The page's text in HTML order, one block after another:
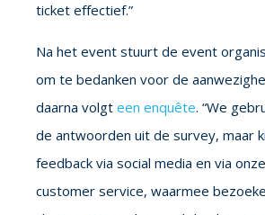
ticket effectief.”
Na het event stuurt de event
om te bedanken voor de
daarna volgt een enquête. “We
de antwoorden uit de survey, maar
feedback via social media en via
customer service, waarmee